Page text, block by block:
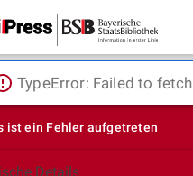
TypeError: Failed to fetch
ist ein Fehler aufgetreten
Details